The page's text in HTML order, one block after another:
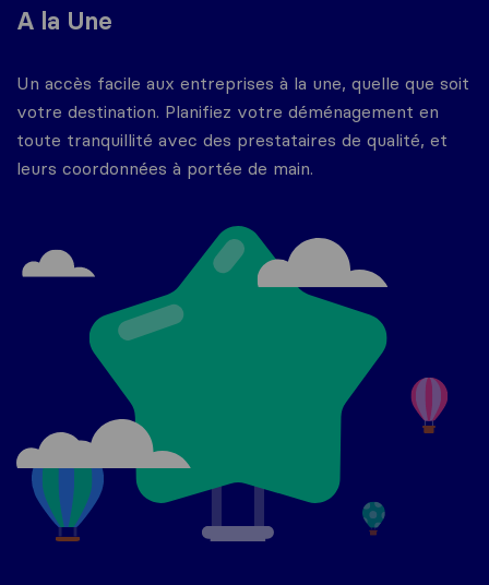
A la Une
Un accès facile aux entreprises à la une, quelle que soit
votre destination. Planifiez votre déménagement en
toute tranquillité avec des prestataires de qualité, et
leurs coordonnées à portée de main.